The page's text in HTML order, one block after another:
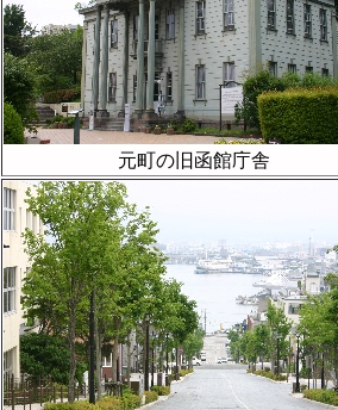
元町の旧函館庁舎